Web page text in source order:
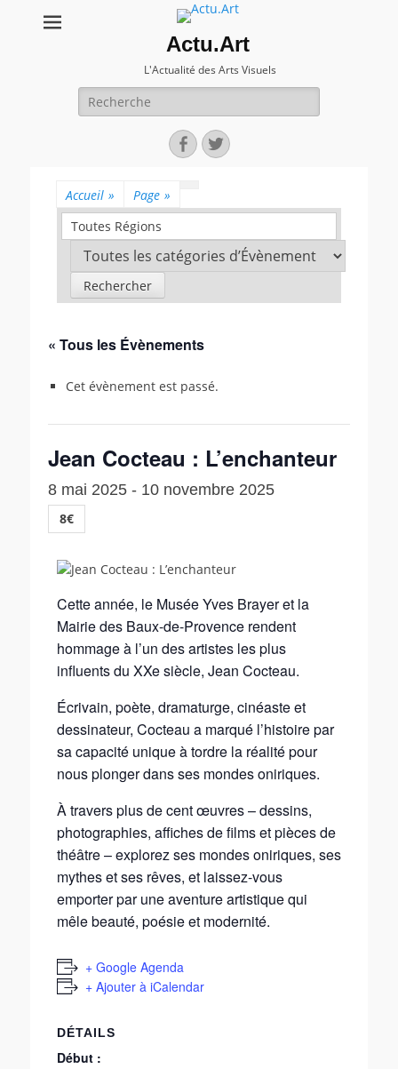
Actu.Art
L'Actualité des Arts Visuels
Recherche
pour:
Facebook
Twitter
Accueil » Page »
Toutes Régions
« Tous les Évènements
Cet évènement est passé.
Jean Cocteau : L’enchanteur
8 mai 2025 - 10 novembre 2025
8€
Cette année, le Musée Yves Brayer et la
Mairie des Baux-de-Provence rendent
hommage à l’un des artistes les plus
influents du XXe siècle, Jean Cocteau.
Écrivain, poète, dramaturge, cinéaste et
dessinateur, Cocteau a marqué l’histoire par
sa capacité unique à tordre la réalité pour
nous plonger dans ses mondes oniriques.
À travers plus de cent œuvres – dessins,
photographies, affiches de films et pièces de
théâtre – explorez ses mondes oniriques, ses
mythes et ses rêves, et laissez-vous
emporter par une aventure artistique qui
mêle beauté, poésie et modernité.
+ Google Agenda
+ Ajouter à iCalendar
DÉTAILS
Début :